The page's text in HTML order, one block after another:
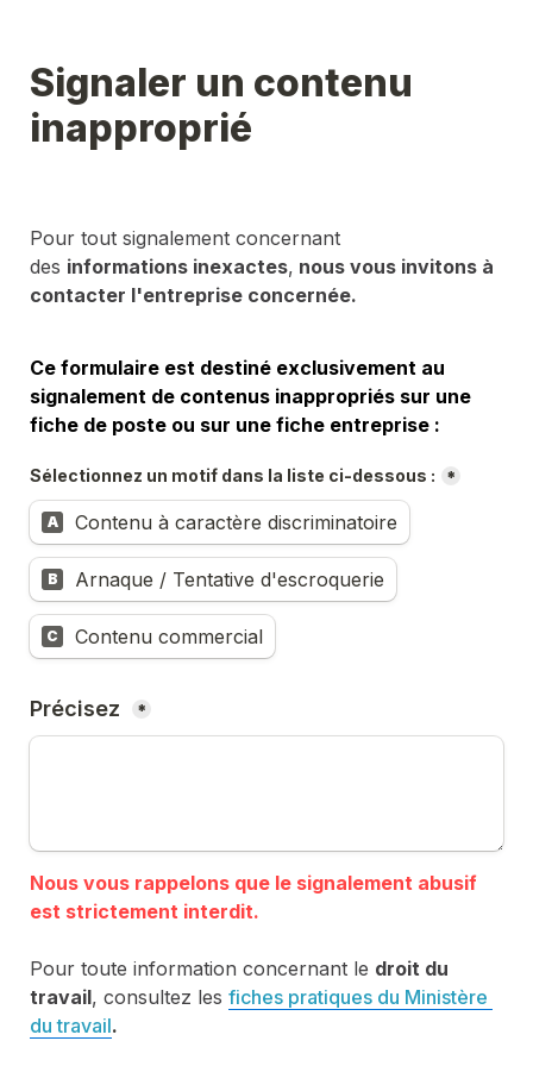
Signaler un contenu
inapproprié
Pour tout signalement concernant
des informations inexactes, nous vous invitons à
contacter l'entreprise concernée.
Ce formulaire est destiné exclusivement au
signalement de contenus inappropriés sur une
fiche de poste ou sur une fiche entreprise :
Sélectionnez un motif dans la liste ci-dessous : *
A Contenu à caractère discriminatoire
B Arnaque / Tentative d'escroquerie
C Contenu commercial
Précisez *
Nous vous rappelons que le signalement abusif
Pour toute information concernant le droit du
travail, consultez les fiches pratiques du Ministère
du travail